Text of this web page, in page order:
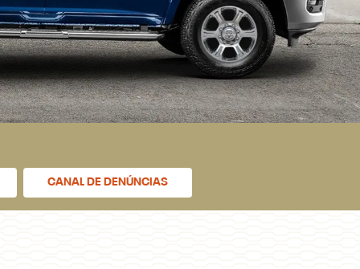
CANAL DE DENÚNCIAS